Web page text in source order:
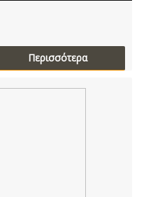
Περισσότερα